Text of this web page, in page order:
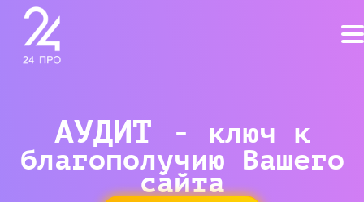
АУДИТ -
ключ к
благополучию Вашего
сайта